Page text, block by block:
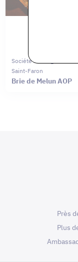
Société Fromagère De
Saint-Faron
Brie de Melun AOP
Près
Plus